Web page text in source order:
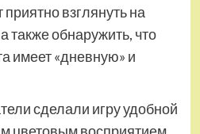
взглянуть на
также обнаружить, что
имеет «дневную» и
сделали игру удобной